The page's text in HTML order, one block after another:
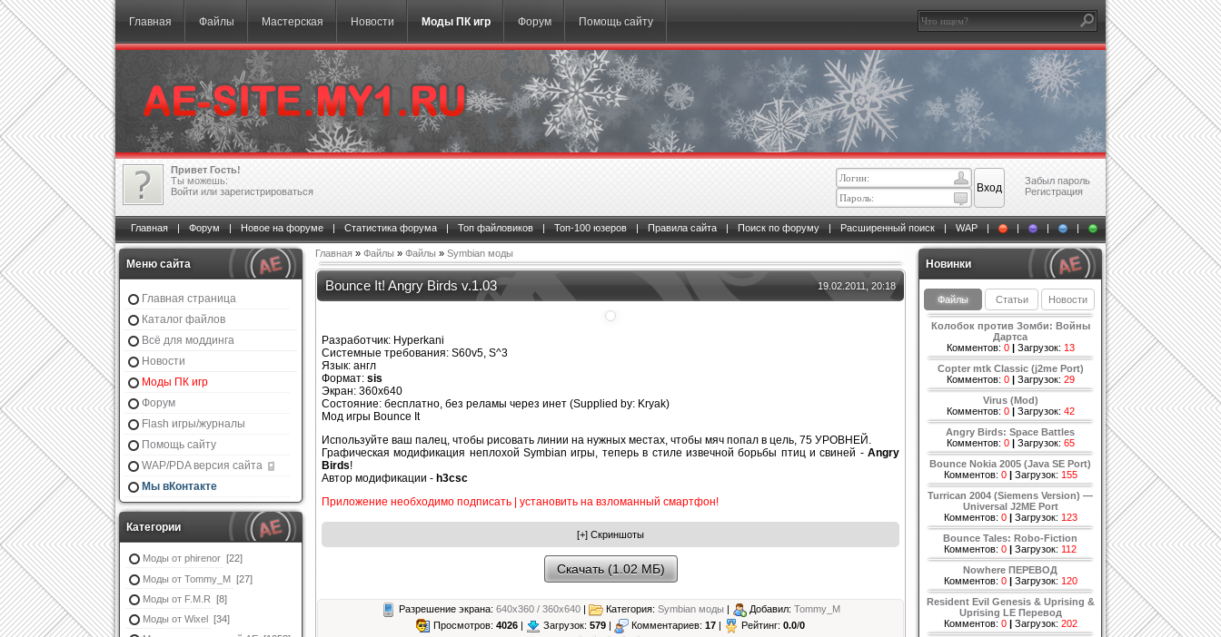
Главная Файлы Мастерская Новости Моды ПК игр Форум Помощь сайту
Привет Гость!
Ты можешь:
Войти или зарегистрироваться
Забыл пароль
Регистрация
Главная | Форум | Новое на форуме | Статистика форума | Топ файловиков | Топ-100 юзеров | Правила сайта | Поиск по форуму | Расширенный поиск | WAP | | | |
Меню сайта
Главная страница
Каталог файлов
Всё для моддинга
Новости
Моды ПК игр
Форум
Flash игры/журналы
Помощь сайту
WAP/PDA версия сайта
Мы вКонтакте
Категории
Моды от phirenor [22]
Моды от Tommy_M [27]
Моды от F.M.R [8]
Моды от Wixel [34]
Главная » Файлы » Файлы » Symbian моды
19.02.2011, 20:18
Bounce It! Angry Birds v.1.03
Разработчик: Hyperkani
Системные требования: S60v5, S^3
Язык: англ
Формат: sis
Экран: 360x640
Состояние: бесплатно, без реламы через инет (Supplied by: Kryak)
Мод игры Bounce It
Используйте ваш палец, чтобы рисовать линии на нужных местах, чтобы мяч попал в цель, 75 УРОВНЕЙ.
Графическая модификация неплохой Symbian игры, теперь в стиле извечной борьбы птиц и свиней - Angry
Birds!
Автор модификации - h3csc
Приложение необходимо подписать | установить на взломанный смартфон!
Скачать (1.02 МБ)
Разрешение экрана: 640x360 / 360x640| Категория: Symbian моды | Добавил: Tommy_M
Просмотров: 4026 | Загрузок: 579 | Комментариев: 17 | Рейтинг: 0.0/0
Новинки
Файлы Статьи Новости
Колобок против Зомби: Войны
Дартса
Комментов: 0| Загрузок: 13
Copter mtk Classic (j2me Port)
Комментов: 0| Загрузок: 29
Virus (Mod)
Комментов: 0| Загрузок: 42
Angry Birds: Space Battles
Комментов: 0| Загрузок: 65
Bounce Nokia 2005 (Java SE Port)
Комментов: 0| Загрузок: 155
Turrican 2004 (Siemens Version) —
Universal J2ME Port
Комментов: 0| Загрузок: 123
Bounce Tales: Robo-Fiction
Комментов: 0 | Загрузок: 112
Nowhere ПЕРЕВОД
Комментов: 0| Загрузок: 120
Resident Evil Genesis & Uprising &
Uprising LE Перевод
Комментов: 0| Загрузок: 202